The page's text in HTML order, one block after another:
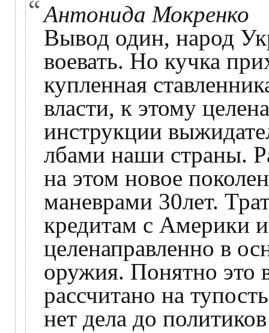
Антонида Мокренко
Вывод один, народ
воевать. Но кучка
купленная
власти, к этому
инструкции
лбами наши страны.
на этом новое
маневрами 30лет.
кредитам с Америки
целенаправленно в
оружия. Понятно это
рассчитано на
нет дела до